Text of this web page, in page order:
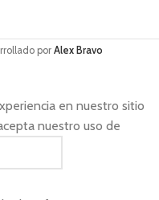
por Alex Bravo
en nuestro sitio
nuestro uso de